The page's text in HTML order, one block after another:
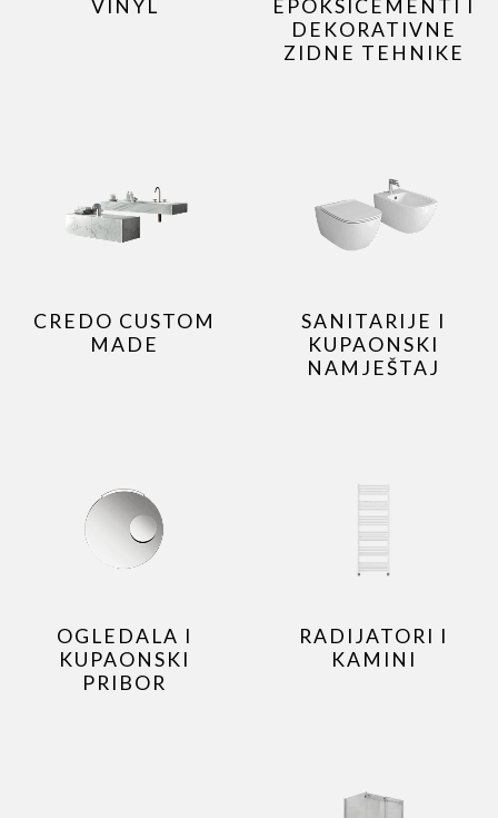
VINYL
EPOKSICEMENTI I
DEKORATIVNE
ZIDNE TEHNIKE
CREDO CUSTOM
MADE
SANITARIJE I
KUPAONSKI
NAMJEŠTAJ
OGLEDALA I
KUPAONSKI
PRIBOR
RADIJATORI I
KAMINI